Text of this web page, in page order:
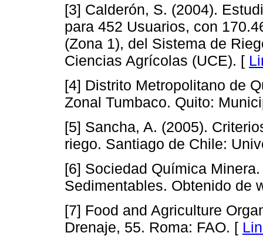
[3] Calderón, S. (2004).
para 452 Usuarios, con
(Zona 1), del Sistema de
Ciencias Agrícolas (UCE). [
[4] Distrito Metropolitano de
Zonal Tumbaco. Quito:
[5] Sancha, A. (2005).
riego. Santiago de Chile:
[6] Sociedad Química
Sedimentables. Obtenido de
[7] Food and Agriculture
Drenaje, 55. Roma: FAO. [